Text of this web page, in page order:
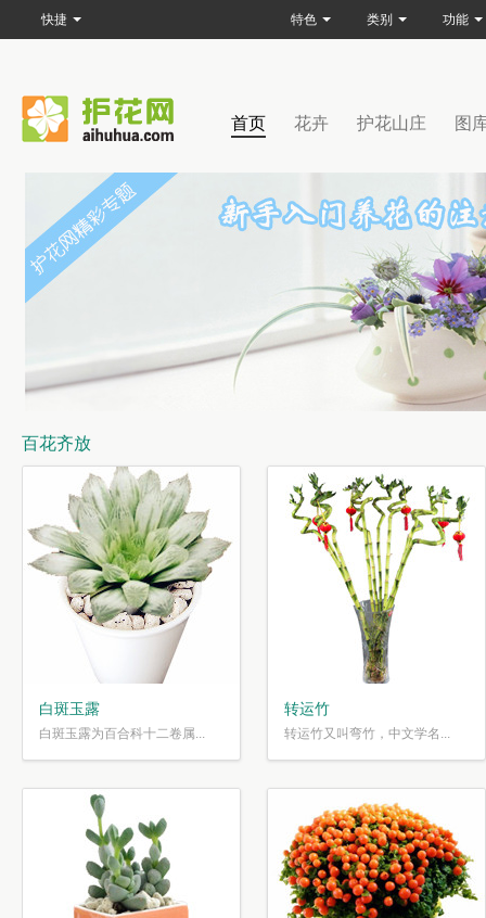
首页 花卉 护花山庄 图
百花齐放
白斑玉露
白斑玉露为百合科十二卷属...
转运竹
转运竹又叫弯竹，中文学名...
快捷 特色 类别 功能